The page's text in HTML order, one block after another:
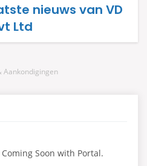
nieuws van VD
Ltd
Aankondigingen
Soon with Portal.